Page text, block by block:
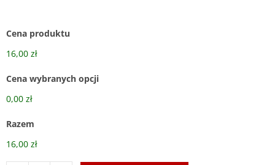
Cena produktu
16,00 zł
Cena wybranych opcji
0,00 zł
Razem
16,00 zł